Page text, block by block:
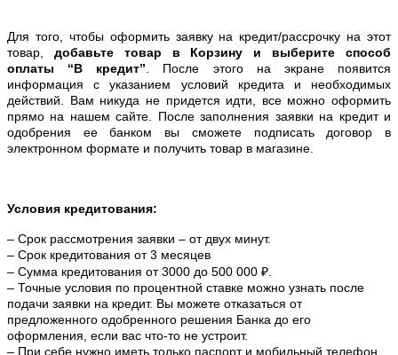
Для того, чтобы оформить заявку на кредит/рассрочку на этот
товар, добавьте товар в Корзину и выберите способ
оплаты “В кредит” . После этого на экране появится
информация с указанием условий кредита и необходимых
действий. Вам никуда не придется идти, все можно оформить
прямо на нашем сайте. После заполнения заявки на кредит и
одобрения ее банком вы сможете подписать договор в
электронном формате и получить товар в магазине.
Условия кредитования:
– Срок рассмотрения заявки – от двух минут.
– Срок кредитования от 3 месяцев
– Сумма кредитования от 3000 до 500 000 ₽.
– Точные условия по процентной ставке можно узнать после
подачи заявки на кредит. Вы можете отказаться от
предложенного одобренного решения Банка до его
оформления, если вас что-то не устроит.
– При себе нужно иметь только паспорт и мобильный телефон.